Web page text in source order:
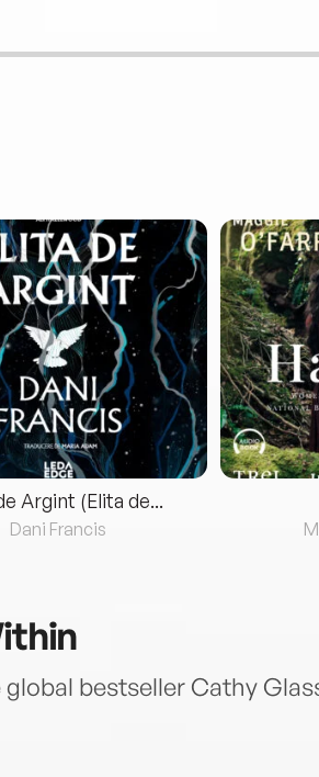
Argint (Elita de...
Dani Francis
bestseller Cathy